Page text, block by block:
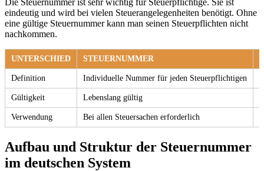
eindeutig und wird bei vielen Steuerangelegenheiten benötigt. Ohne
eine gültige Steuernummer kann man seinen Steuerpflichten nicht
nachkommen.
UNTERSCHIED STEUERNUMMER
Definition Individuelle Nummer für jeden Steuerpflichtigen
Gültigkeit Lebenslang gültig
Verwendung Bei allen Steuersachen erforderlich
Aufbau und Struktur der Steuernummer
im deutschen System